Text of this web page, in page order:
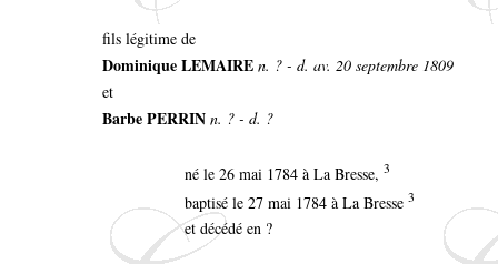
fils légitime de
Dominique LEMAIRE n. ? - d. av. 20 septembre 1809
et
Barbe PERRIN n. ? - d. ?
né le 26 mai 1784 à La Bresse, 3
baptisé le 27 mai 1784 à La Bresse 3
et décédé en ?